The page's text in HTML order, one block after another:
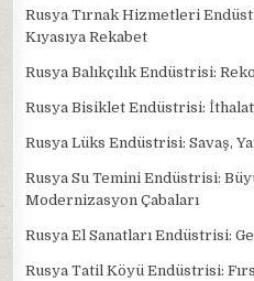
Rusya Tırnak Hizmetleri
Kıyasıya Rekabet
Rusya Balıkçılık Endüstrisi:
Rusya Bisiklet Endüstrisi:
Rusya Lüks Endüstrisi: Savaş,
Rusya Su Temini Endüstrisi:
Modernizasyon Çabaları
Rusya El Sanatları Endüstrisi:
Rusya Tatil Köyü Endüstrisi: